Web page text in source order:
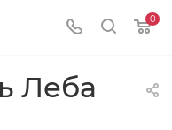
0
Леба